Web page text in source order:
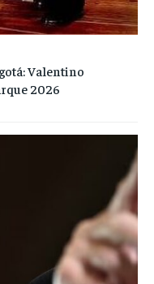
Valentino
2026